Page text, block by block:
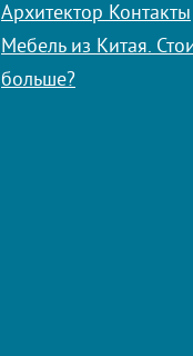
Архитектор Контакты
Мебель из Китая.
больше?